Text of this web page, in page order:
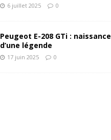
6 juillet 2025 0
Peugeot E-208 GTi : naissance
d’une légende
17 juin 2025 0